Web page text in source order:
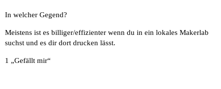
In welcher Gegend?
Meistens ist es billiger/effizienter wenn du in ein lokales Makerlab
suchst und es dir dort drucken lässt.
1 „Gefällt mir“